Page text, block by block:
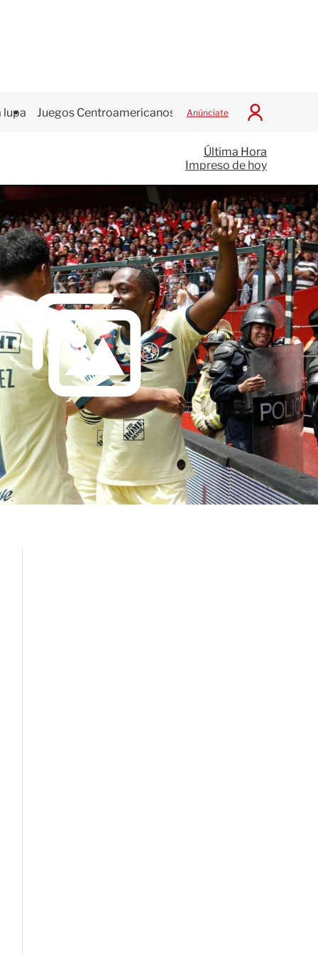
lupa Juegos Centroamericanos Anúnciate
I
c
i
a
r
S
e
s
i
ó
n
Última Hora
Impreso de hoy